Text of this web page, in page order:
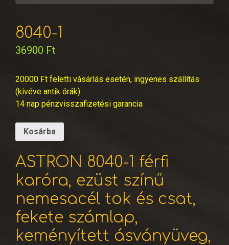
8040-1
36900 Ft
20000 Ft feletti vásárlás esetén, ingyenes szállítás
(kivéve antik órák)
14 nap pénzvisszafizetési garancia
Kosárba
ASTRON 8040-1 férfi
karóra, ezüst színű
nemesacél tok és csat,
fekete számlap,
keményített ásványüveg,